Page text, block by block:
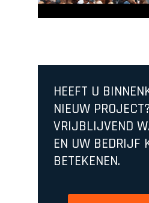
HEEFT U
NIEUW
VRIJBLIJVEND
EN UW BEDRIJF
BETEKENEN.